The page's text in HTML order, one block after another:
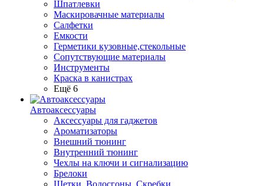
Шпатлевки
Маскировачные материалы
Салфетки
Емкости
Герметики кузовные,стекольные
Сопутствующие материалы
Инструменты
Краска в канистрах
Ещё 6
Автоаксессуары
Аксессуары для гаджетов
Ароматизаторы
Внешний тюнинг
Внутренний тюнинг
Чехлы на ключи и сигнализацию
Брелоки
Щетки, Водосгоны, Скребки